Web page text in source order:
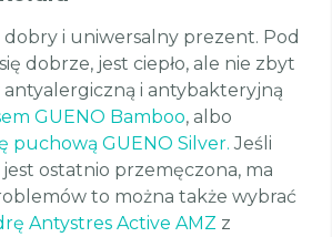
dobry i uniwersalny prezent. Pod
dobrze, jest ciepło, ale nie zbyt
antyalergiczną i antybakteryjną
GUENO Bamboo, albo
puchową GUENO Silver. Jeśli
ostatnio przemęczona, ma
to można także wybrać
Antystres Active AMZ z